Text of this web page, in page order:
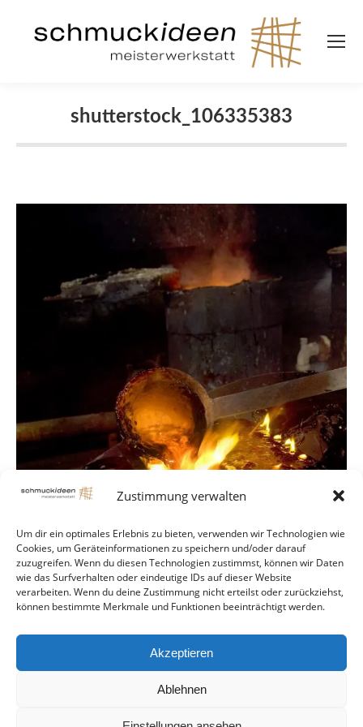
Zustimmung verwalten
Um dir ein optimales Erlebnis zu bieten, verwenden wir Technologien wie
Cookies, um Geräteinformationen zu speichern und/oder darauf
zuzugreifen. Wenn du diesen Technologien zustimmst, können wir Daten
wie das Surfverhalten oder eindeutige IDs auf dieser Website
verarbeiten. Wenn du deine Zustimmung nicht erteilst oder zurückziehst,
können bestimmte Merkmale und Funktionen beeinträchtigt werden.
Akzeptieren
Ablehnen
shutterstock_106335383